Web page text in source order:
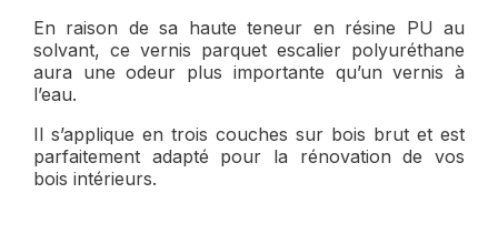
En raison de sa haute teneur en résine PU au
solvant, ce vernis parquet escalier polyuréthane
aura une odeur plus importante qu’un vernis à
l’eau.
Il s’applique en trois couches sur bois brut et est
parfaitement adapté pour la rénovation de vos
bois intérieurs.